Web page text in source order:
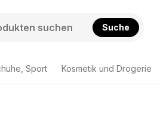
Suche
Sport Kosmetik und Drogerie